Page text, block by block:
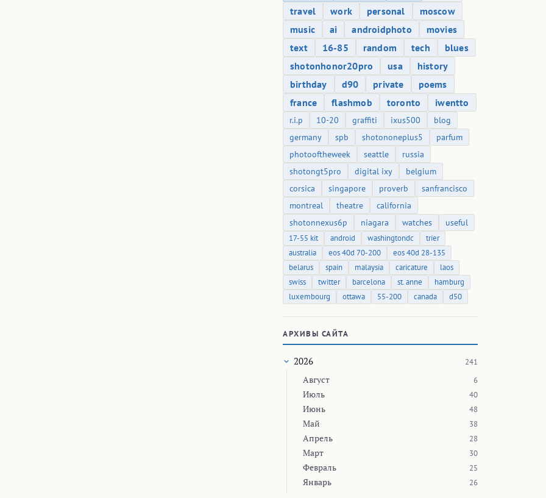
travel
work personal
moscow
music
ai androidphoto
movies
text
16-85 random tech
blues
shotonhonor20pro
usa
history
birthday
d90 private
poems
france
flashmob toronto iwentto
r.i.p 10-20 graffiti ixus500
blog
germany
spb shotononeplus5
parfum
photooftheweek
seattle
russia
shotongt5pro
digital ixy
belgium
corsica
singapore proverb
sanfrancisco
montreal
theatre
california
shotonnexus6p
niagara watches useful
17-55 kit android washingtondc
trier
australia
eos 40d 70-200
eos 40d 28-135
belarus
spain malaysia caricature
laos
swiss
twitter barcelona st. anne
hamburg
luxembourg
ottawa 55-200 canada d50
АРХИВЫ САЙТА
2026 241
Август 6
Июль 40
Июнь 48
Май 38
Апрель 28
Март 30
Февраль 25
Январь 26